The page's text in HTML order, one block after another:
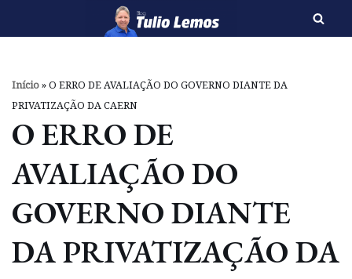
o
conteúdo
Início»O ERRO DE AVALIAÇÃO DO GOVERNO DIANTE DA
PRIVATIZAÇÃO DA CAERN
O ERRO DE
AVALIAÇÃO DO
GOVERNO DIANTE
DA PRIVATIZAÇÃO DA